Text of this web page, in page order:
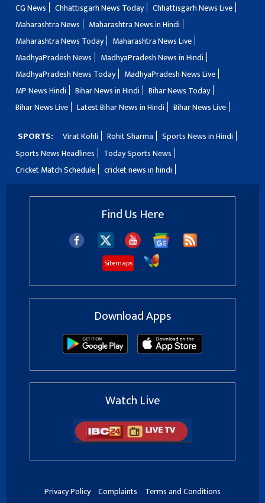
CG News
Chhattisgarh News Today
Chhattisgarh News Live
Maharashtra News
Maharashtra News in Hindi
Maharashtra News Today
Maharashtra News Live
MadhyaPradesh News
MadhyaPradesh News in Hindi
MadhyaPradesh News Today
MadhyaPradesh News Live
MP News Hindi
Bihar News in Hindi
Bihar News Today
Bihar News Live
Latest Bihar News in Hindi Bihar News Live
SPORTS: Virat Kohli Rohit Sharma
Sports News in Hindi
Sports News Headlines
Today Sports News
Cricket Match Schedule
cricket news in hindi
Find Us Here
Sitemaps
Download Apps
Watch Live
Privacy Policy Complaints
Terms and Conditions